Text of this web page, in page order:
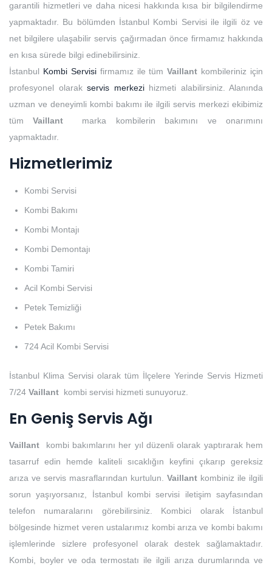
garantili hizmetleri ve daha nicesi hakkında kısa bir bilgilendirme
yapmaktadır. Bu bölümden İstanbul Kombi Servisi ile ilgili öz ve
net bilgilere ulaşabilir servis çağırmadan önce firmamız hakkında
en kısa sürede bilgi edinebilirsiniz.
İstanbul Kombi Servisi firmamız ile tümVaillant kombileriniz için
profesyonel olarak servis merkezihizmeti alabilirsiniz. Alanında
uzman ve deneyimli kombi bakımı ile ilgili servis merkezi ekibimiz
tümVaillant marka kombilerin bakımını ve onarımını
yapmaktadır.
Hizmetlerimiz
Kombi Servisi
Kombi Bakımı
Kombi Montajı
Kombi Demontajı
Kombi Tamiri
Acil Kombi Servisi
Petek Temizliği
Petek Bakımı
724 Acil Kombi Servisi
İstanbul Klima Servisi olarak tüm İlçelere Yerinde Servis Hizmeti
7/24 Vaillant kombi servisi hizmeti sunuyoruz.
En Geniş Servis Ağı
Vaillant kombi bakımlarını her yıl düzenli olarak yaptırarak hem
tasarruf edin hemde kaliteli sıcaklığın keyfini çıkarıp gereksiz
arıza ve servis masraflarından kurtulun. Vaillant kombiniz ile ilgili
sorun yaşıyorsanız, İstanbul kombi servisi iletişim sayfasından
telefon numaralarını görebilirsiniz. Kombici olarak İstanbul
bölgesinde hizmet veren ustalarımız kombi arıza ve kombi bakımı
işlemlerinde sizlere profesyonel olarak destek sağlamaktadır.
Kombi, boyler ve oda termostatı ile ilgili arıza durumlarında ve